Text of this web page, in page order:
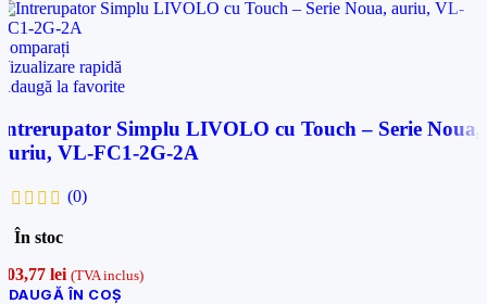
rapidă
la favorite
Simplu LIVOLO cu Touch – Serie Noua,
VL-FC1-2G-2A
(0)
În stoc
lei (TVA inclus)
ÎN COȘ